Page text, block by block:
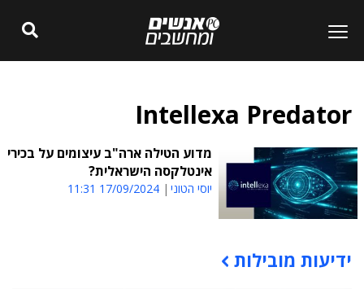
Intellexa Predator
מדוע הטילה ארה"ב עיצומים על בכירי
אינטלקסה הישראלית?
יוסי הטוני 17/09/2024 11:31
תוכן פרסומי
ידיעות מובילות